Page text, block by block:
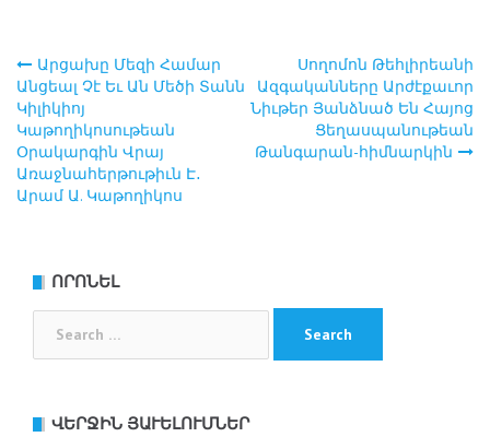
Post
navigation
Արցախը Մեզի Համար
Անցեալ Չէ Եւ Ան Մեծի Տանն
Կիլիկիոյ
Կաթողիկոսութեան
Օրակարգին Վրայ
Առաջնահերթութիւն Է․
Արամ Ա. Կաթողիկոս
Սողոմոն Թեհլիրեանի
Ազգականները Արժէքաւոր
Նիւթեր Յանձնած Են Հայոց
Ցեղասպանութեան
Թանգարան-հիմնարկին
ՈՐՈՆԵԼ
ՎԵՐՋԻՆ ՅԱՒԵԼՈՒՄՆԵՐ